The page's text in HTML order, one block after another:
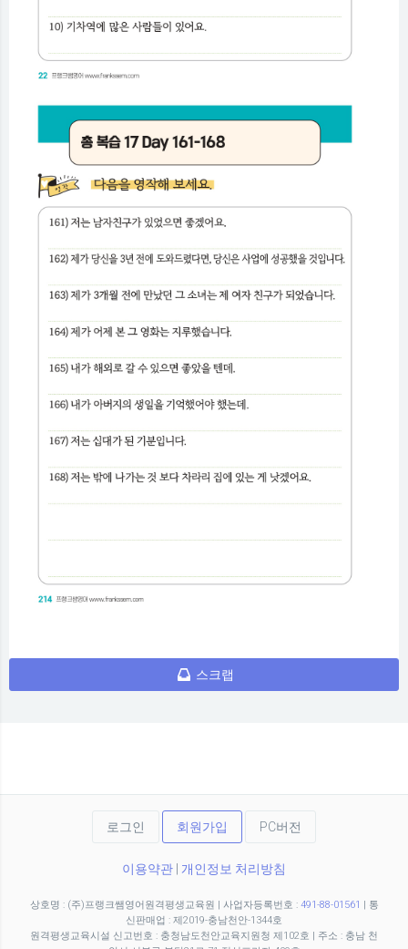
스크랩
로그인 회원가입 PC버전
이용약관 개인정보 처리방침
상호명 : (주)프랭크쌤영어원격평생교육원 | 사업자등록번호 : 491-88-01561 | 통
신판매업 : 제2019-충남천안-1344호
원격평생교육시설 신고번호 : 충청남도천안교육지원청 제102호 | 주소 : 충남 천